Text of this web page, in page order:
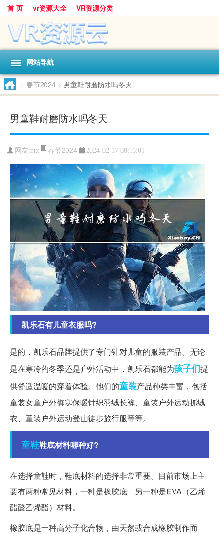
首 页 vr资源大全 VR资源分类
网站导航
> 春节2024 > 男童鞋耐磨防水吗冬天
男童鞋耐磨防水吗冬天
网友:ntx 春节2024 2024-02-17 08:16:01
凯乐石有儿童衣服吗?
是的，凯乐石品牌提供了专门针对儿童的服装产品。无论
是在寒冷的冬季还是户外活动中，凯乐石都能为孩子们提
供舒适温暖的穿着体验。他们的童装产品种类丰富，包括
童装女童户外御寒保暖针织羽绒长裤、童装户外运动抓绒
衣、童装户外运动登山徒步旅行服等等。
童鞋鞋底材料哪种好?
在选择童鞋时，鞋底材料的选择非常重要。目前市场上主
要有两种常见材料，一种是橡胶底，另一种是EVA（乙烯
醋酸乙烯酯）材料。
橡胶底是一种高分子化合物，由天然或合成橡胶制作而